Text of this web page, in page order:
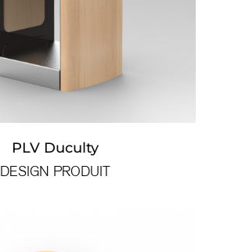
PLV Duculty
DESIGN PRODUIT